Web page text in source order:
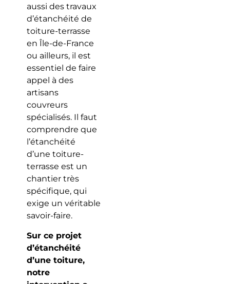
aussi des travaux
d’étanchéité de
toiture-terrasse
en Île-de-France
ou ailleurs, il est
essentiel de faire
appel à des
artisans
couvreurs
spécialisés. Il faut
comprendre que
l’étanchéité
d’une toiture-
terrasse est un
chantier très
spécifique, qui
exige un véritable
savoir-faire.
Sur ce projet
d’étanchéité
d’une toiture,
notre